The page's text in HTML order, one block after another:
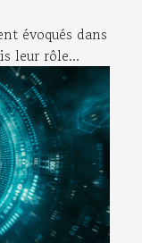
évoqués dans
leur rôle...